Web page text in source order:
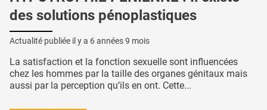
des solutions pénoplastiques
Actualité publiée il y a 6 années 9 mois
La satisfaction et la fonction sexuelle sont influencées
chez les hommes par la taille des organes génitaux mais
aussi par la perception qu’ils en ont. Cette...